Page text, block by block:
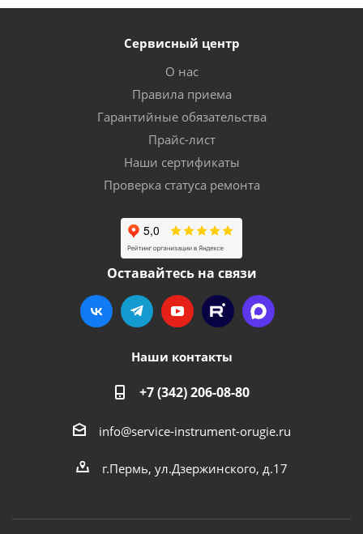
Сервисный центр
О нас
Правила приема
Гарантийные обязательства
Прайс-лист
Наши сертификаты
Проверка статуса ремонта
Оставайтесь на связи
Наши контакты
+7 (342) 206-08-80
info@service-instrument-orugie.ru
г.Пермь, ул.Дзержинского, д.17